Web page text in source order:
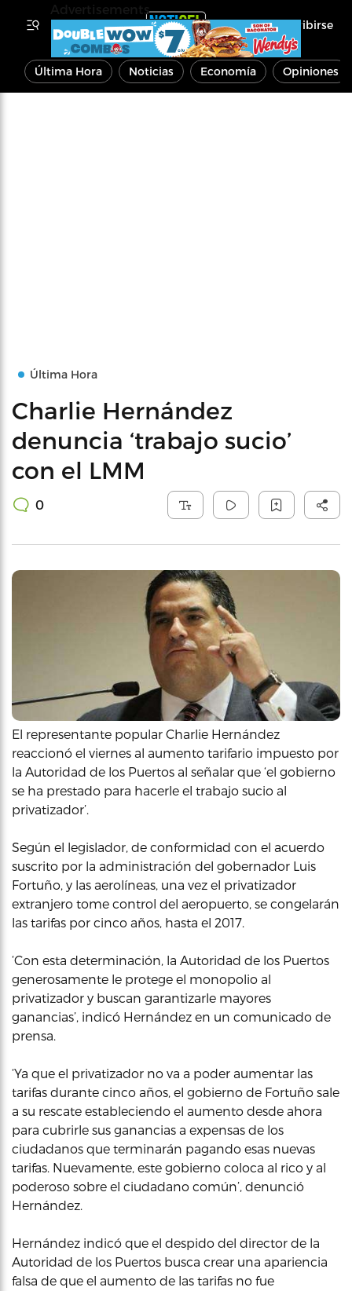
Inscribirse
Última Hora Noticias Economía Opiniones
Última Hora
Charlie Hernández
denuncia ‘trabajo sucio’
con el LMM
0
El representante popular Charlie Hernández
reaccionó el viernes al aumento tarifario impuesto por
la Autoridad de los Puertos al señalar que ‘el gobierno
se ha prestado para hacerle el trabajo sucio al
privatizador’.
Según el legislador, de conformidad con el acuerdo
suscrito por la administración del gobernador Luis
Fortuño, y las aerolíneas, una vez el privatizador
extranjero tome control del aeropuerto, se congelarán
las tarifas por cinco años, hasta el 2017.
‘Con esta determinación, la Autoridad de los Puertos
generosamente le protege el monopolio al
privatizador y buscan garantizarle mayores
ganancias’, indicó Hernández en un comunicado de
prensa.
‘Ya que el privatizador no va a poder aumentar las
tarifas durante cinco años, el gobierno de Fortuño sale
a su rescate estableciendo el aumento desde ahora
para cubrirle sus ganancias a expensas de los
ciudadanos que terminarán pagando esas nuevas
tarifas. Nuevamente, este gobierno coloca al rico y al
poderoso sobre el ciudadano común’, denunció
Hernández.
Hernández indicó que el despido del director de la
Autoridad de los Puertos busca crear una apariencia
falsa de que el aumento de las tarifas no fue
Advertisements